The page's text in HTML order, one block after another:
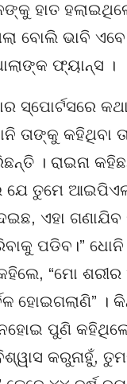
ହାତ
ବୋଲି ଭାବି ଏବେ
ଫ୍ୟାନ୍ସ ।
ସ୍ପୋର୍ଟସରେ
ତାଙ୍କୁ କହିଥିବା
। ରାଇନା
ତୁମେ ଆଇପିଏଲ
ଏହା ଗଣାଯିବ
ପଡିବ।”
“ମୋ ଶରୀର
ହୋଇଗଲାଣି” ।
ପୁଣି
କରୁନାହୁଁ,